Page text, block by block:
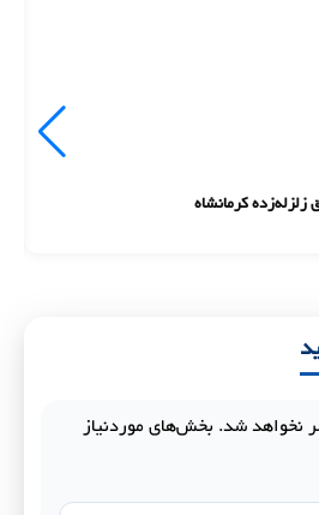
زلزله‌زده کرمانشاه
نخواهد شد. بخش‌های موردنیاز